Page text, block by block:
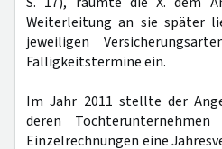
Weiterleitung an sie später
jeweiligen
Fälligkeitstermine ein.
Im Jahr 2011 stellte der
deren
Einzelrechnungen eine